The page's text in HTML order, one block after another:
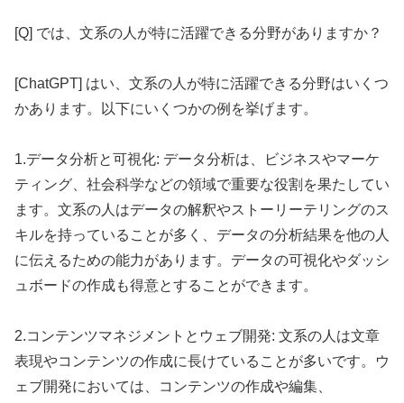
[Q] では、文系の人が特に活躍できる分野がありますか？
[ChatGPT] はい、文系の人が特に活躍できる分野はいくつ
かあります。以下にいくつかの例を挙げます。
1.データ分析と可視化: データ分析は、ビジネスやマーケ
ティング、社会科学などの領域で重要な役割を果たしてい
ます。文系の人はデータの解釈やストーリーテリングのス
キルを持っていることが多く、データの分析結果を他の人
に伝えるための能力があります。データの可視化やダッシ
ュボードの作成も得意とすることができます。
2.コンテンツマネジメントとウェブ開発: 文系の人は文章
表現やコンテンツの作成に長けていることが多いです。ウ
ェブ開発においては、コンテンツの作成や編集、